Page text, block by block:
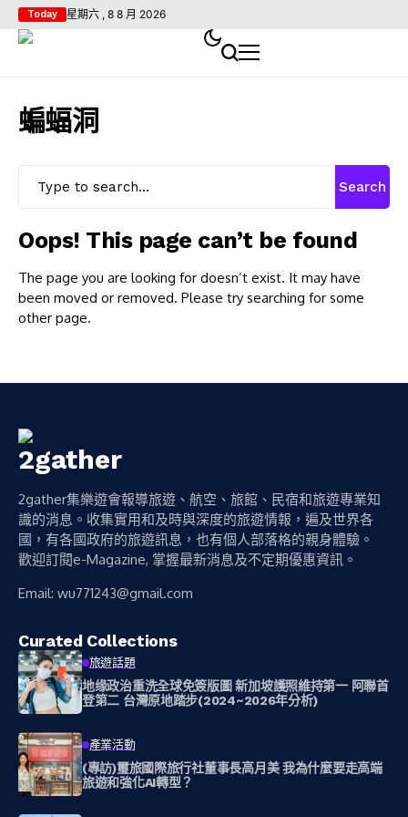
Today 星期六 , 8 8 月 2026
蝙蝠洞
Search
Oops! This page can’t be found
The page you are looking for doesn’t exist. It may have
been moved or removed. Please try searching for some
other page.
2gather集樂遊會報導旅遊、航空、旅館、民宿和旅遊專業知
識的消息。收集實用和及時與深度的旅遊情報，遍及世界各
國，有各國政府的旅遊訊息，也有個人部落格的親身體驗。
歡迎訂閱e-Magazine, 掌握最新消息及不定期優惠資訊。
Email: wu771243@gmail.com
Curated Collections
旅遊話題
地缘政治重洗全球免簽版圖 新加坡護照維持第一 阿聯首
登第二 台灣原地踏步(2024~2026年分析)
產業活動
(專訪)璽旅國際旅行社董事長高月美 我為什麼要走高端
旅遊和強化AI轉型？